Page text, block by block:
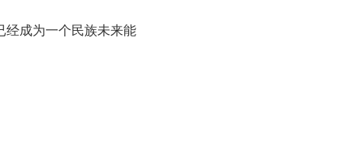
经成为一个民族未来能